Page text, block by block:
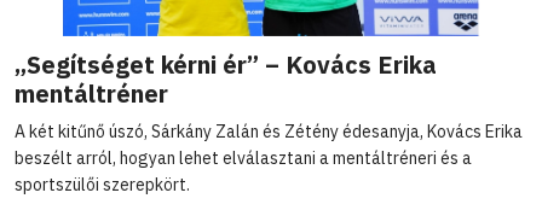
„Segítséget kérni ér” – Kovács Erika
mentáltréner
A két kitűnő úszó, Sárkány Zalán és Zétény édesanyja, Kovács Erika
beszélt arról, hogyan lehet elválasztani a mentáltréneri és a
sportszülői szerepkört.